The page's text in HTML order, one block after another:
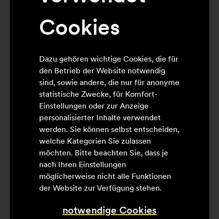
name it kommt nach
Konstanz: Neuer Store in
der Rosgartenstraße
Die französische Pâtisserie-Marke Pierre
Hermé eröffnet ihren ersten Store in
Deutschland und sichert sich dafür eine
prominente Fläche am traditionsreichen
Carlsplatz in Düsseldorf.
Mehr erfahren
Cookies
Dazu gehören wichtige Cookies, die für
den Betrieb der Website notwendig
sind, sowie andere, die nur für anonyme
statistische Zwecke, für Komfort-
Einstellungen oder zur Anzeige
personalisierter Inhalte verwendet
werden. Sie können selbst entscheiden,
welche Kategorien Sie zulassen
möchten. Bitte beachten Sie, dass je
nach Ihren Einstellungen
möglicherweise nicht alle Funktionen
der Website zur Verfügung stehen.
notwendige Cookies